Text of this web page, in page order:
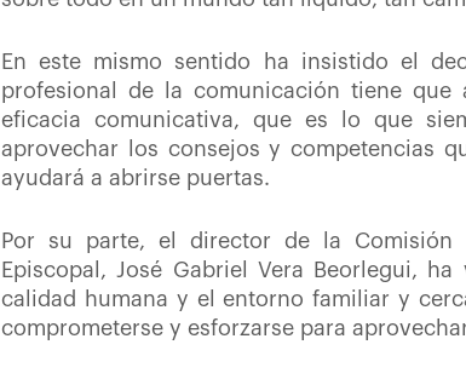
En este mismo sentido ha insistido el
profesional de la comunicación tiene que
eficacia comunicativa, que es lo que
aprovechar los consejos y competencias
ayudará a abrirse puertas.
Por su parte, el director de la Comisión
Episcopal, José Gabriel Vera Beorlegui,
calidad humana y el entorno familiar y
comprometerse y esforzarse para